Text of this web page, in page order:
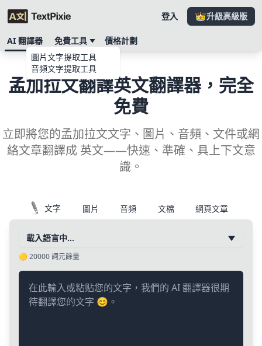
登入 升級高級版
AI 翻譯器
免費工具
圖片文字提取工具
音頻文字提取工具
價格計劃
孟加拉文翻譯英文翻譯器，完全
免費
立即將您的孟加拉文文字、圖片、音頻、文件或網
絡文章翻譯成 英文——快速、準確、具上下文意
識。
文字 圖片 音頻 文檔 網頁文章
載入語言中…
🟡 20000詞元餘量